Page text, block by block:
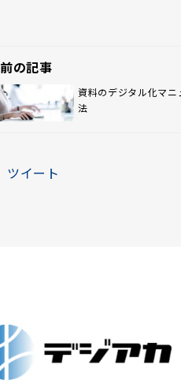
前の記事
資料のデジタル化マニ
法
ツイート